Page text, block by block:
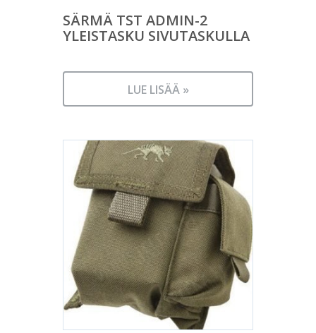
SÄRMÄ TST ADMIN-2
YLEISTASKU SIVUTASKULLA
LUE LISÄÄ »